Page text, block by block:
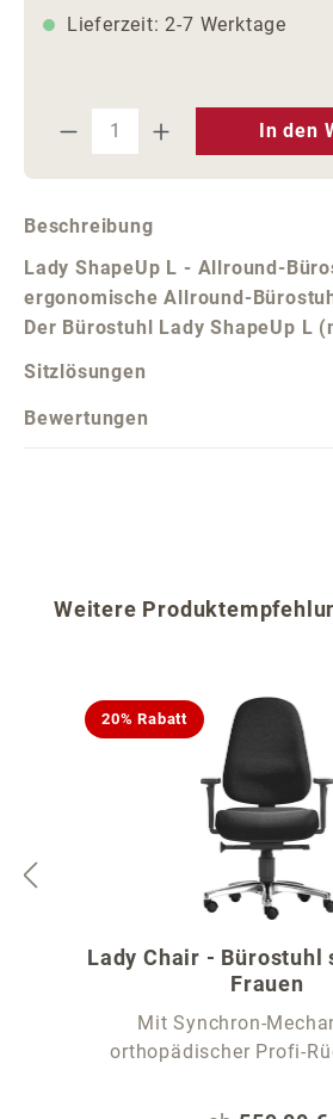
Lieferzeit: 2-7 Werktage
Produkt Anzahl: Gib
In den
Beschreibung
Lady ShapeUp L - Allround-
ergonomische Allround-
Der Bürostuhl Lady ShapeUp L
Sitzlösungen
Bewertungen
Produktgalerie überspringen
Weitere
20% Rabatt
Lady Chair - Bürostuhl
Frauen
Mit Synchron-
orthopädischer Profi-